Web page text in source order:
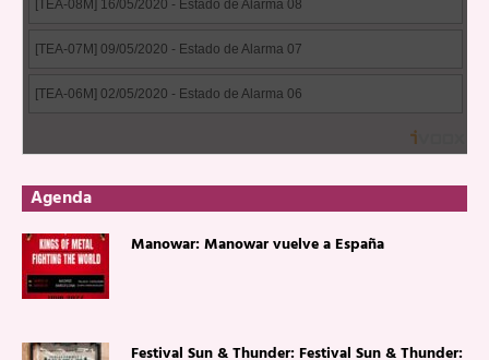
Agenda
Manowar: Manowar vuelve a España
Festival Sun & Thunder: Festival Sun & Thunder: